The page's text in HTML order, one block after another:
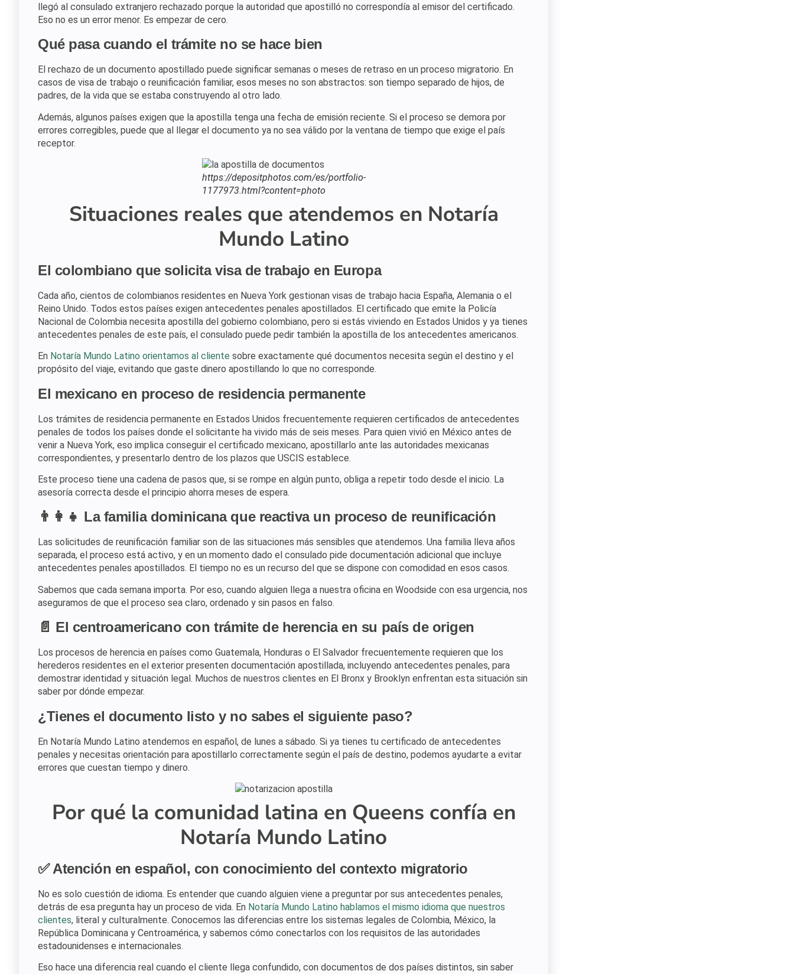
llegó al consulado extranjero rechazado porque la autoridad que apostilló no correspondía al emisor del certificado.
Eso no es un error menor. Es empezar de cero.
Qué pasa cuando el trámite no se hace bien
El rechazo de un documento apostillado puede significar semanas o meses de retraso en un proceso migratorio. En
casos de visa de trabajo o reunificación familiar, esos meses no son abstractos: son tiempo separado de hijos, de
padres, de la vida que se estaba construyendo al otro lado.
Además, algunos países exigen que la apostilla tenga una fecha de emisión reciente. Si el proceso se demora por
errores corregibles, puede que al llegar el documento ya no sea válido por la ventana de tiempo que exige el país
receptor.
https://depositphotos.com/es/portfolio-
1177973.html?content=photo
Situaciones reales que atendemos en Notaría
Mundo Latino
El colombiano que solicita visa de trabajo en Europa
Cada año, cientos de colombianos residentes en Nueva York gestionan visas de trabajo hacia España, Alemania o el
Reino Unido. Todos estos países exigen antecedentes penales apostillados. El certificado que emite la Policía
Nacional de Colombia necesita apostilla del gobierno colombiano, pero si estás viviendo en Estados Unidos y ya tienes
antecedentes penales de este país, el consulado puede pedir también la apostilla de los antecedentes americanos.
En Notaría Mundo Latino orientamos al cliente sobre exactamente qué documentos necesita según el destino y el
propósito del viaje, evitando que gaste dinero apostillando lo que no corresponde.
El mexicano en proceso de residencia permanente
Los trámites de residencia permanente en Estados Unidos frecuentemente requieren certificados de antecedentes
penales de todos los países donde el solicitante ha vivido más de seis meses. Para quien vivió en México antes de
venir a Nueva York, eso implica conseguir el certificado mexicano, apostillarlo ante las autoridades mexicanas
correspondientes, y presentarlo dentro de los plazos que USCIS establece.
Este proceso tiene una cadena de pasos que, si se rompe en algún punto, obliga a repetir todo desde el inicio. La
asesoría correcta desde el principio ahorra meses de espera.
👨‍👩‍👧 La familia dominicana que reactiva un proceso de reunificación
Las solicitudes de reunificación familiar son de las situaciones más sensibles que atendemos. Una familia lleva años
separada, el proceso está activo, y en un momento dado el consulado pide documentación adicional que incluye
antecedentes penales apostillados. El tiempo no es un recurso del que se dispone con comodidad en esos casos.
Sabemos que cada semana importa. Por eso, cuando alguien llega a nuestra oficina en Woodside con esa urgencia, nos
aseguramos de que el proceso sea claro, ordenado y sin pasos en falso.
📄 El centroamericano con trámite de herencia en su país de origen
Los procesos de herencia en países como Guatemala, Honduras o El Salvador frecuentemente requieren que los
herederos residentes en el exterior presenten documentación apostillada, incluyendo antecedentes penales, para
demostrar identidad y situación legal. Muchos de nuestros clientes en El Bronx y Brooklyn enfrentan esta situación sin
saber por dónde empezar.
¿Tienes el documento listo y no sabes el siguiente paso?
En Notaría Mundo Latino atendemos en español, de lunes a sábado. Si ya tienes tu certificado de antecedentes
penales y necesitas orientación para apostillarlo correctamente según el país de destino, podemos ayudarte a evitar
errores que cuestan tiempo y dinero.
Por qué la comunidad latina en Queens confía en
Notaría Mundo Latino
✅ Atención en español, con conocimiento del contexto migratorio
No es solo cuestión de idioma. Es entender que cuando alguien viene a preguntar por sus antecedentes penales,
detrás de esa pregunta hay un proceso de vida. En Notaría Mundo Latino hablamos el mismo idioma que nuestros
clientes, literal y culturalmente. Conocemos las diferencias entre los sistemas legales de Colombia, México, la
República Dominicana y Centroamérica, y sabemos cómo conectarlos con los requisitos de las autoridades
estadounidenses e internacionales.
Eso hace una diferencia real cuando el cliente llega confundido, con documentos de dos países distintos, sin saber